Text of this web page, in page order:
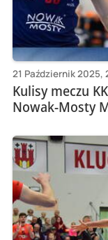
21 Październik 2025,
Kulisy meczu
Nowak-Mosty